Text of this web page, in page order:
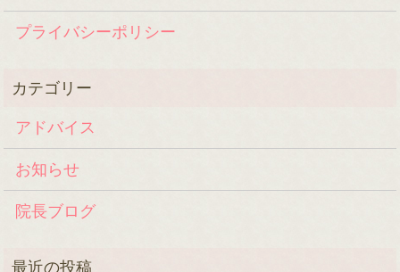
プライバシーポリシー
アドバイス
お知らせ
院長ブログ